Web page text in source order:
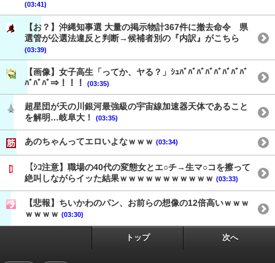
(03:41)
【お？】沖縄知事選 大量の掲示物計367件に撤去命令 県
選管が公選法違反と判断→候補者別の『内訳』がこちら
(03:39)
【画像】女子高生「ってか、ヤる？」ｼｭﾊﾞﾊﾞﾊﾞﾊﾞﾊﾞﾊﾞﾊﾞﾊﾞ
ﾊﾞﾊﾞﾊﾞ⇒！！！
(03:35)
超星団が天の川銀河最強級の宇宙線加速器天体であること
を解明…岐阜大！
(03:35)
あのちゃんってエロいよなｗｗｗ (03:34)
【ｼｺ注意】職場の40代の変態女とエ○チ→生マ○コを擦って
絶叫しながらイッた結果ｗｗｗｗｗｗｗｗｗｗｗ (03:33)
【悲報】ちいかわのパン、お前らの想像の12倍高いｗｗｗ
ｗｗｗｗ (03:30)
トップ 次へ